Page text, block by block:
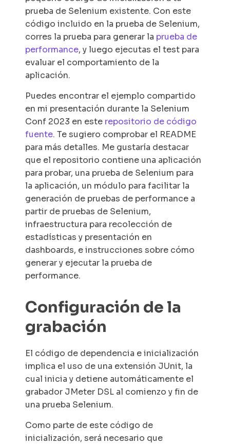
prueba de Selenium existente. Con este
código incluido en la prueba de Selenium,
corres la prueba para generar la prueba de
performance, y luego ejecutas el test para
evaluar el comportamiento de la
aplicación.
Puedes encontrar el ejemplo compartido
en mi presentación durante la Selenium
Conf 2023 en este repositorio de código
fuente. Te sugiero comprobar el README
para más detalles. Me gustaría destacar
que el repositorio contiene una aplicación
para probar, una prueba de Selenium para
la aplicación, un módulo para facilitar la
generación de pruebas de performance a
partir de pruebas de Selenium,
infraestructura para recolección de
estadísticas y presentación en
dashboards, e instrucciones sobre cómo
generar y ejecutar la prueba de
performance.
Configuración de la
grabación
El código de dependencia e inicialización
implica el uso de una extensión JUnit, la
cual inicia y detiene automáticamente el
grabador JMeter DSL al comienzo y fin de
una prueba Selenium.
Como parte de este código de
inicialización, será necesario que